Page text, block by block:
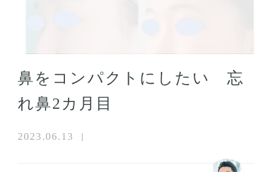
鼻をコンパクトにしたい 忘
れ鼻2カ月目
2023.06.13